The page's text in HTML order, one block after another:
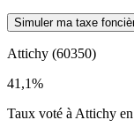
Simuler ma taxe
Attichy (60350)
41,1%
Taux voté à Attichy